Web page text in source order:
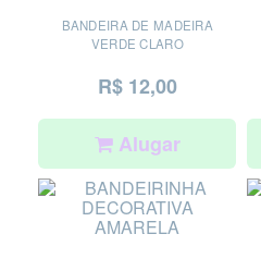
BANDEIRA DE MADEIRA
VERDE CLARO
R$ 12,00
Alugar